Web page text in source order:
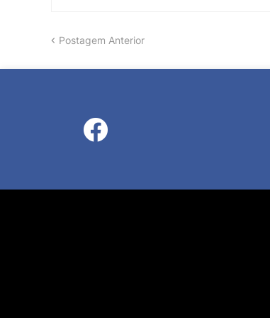
Postagem Anterior